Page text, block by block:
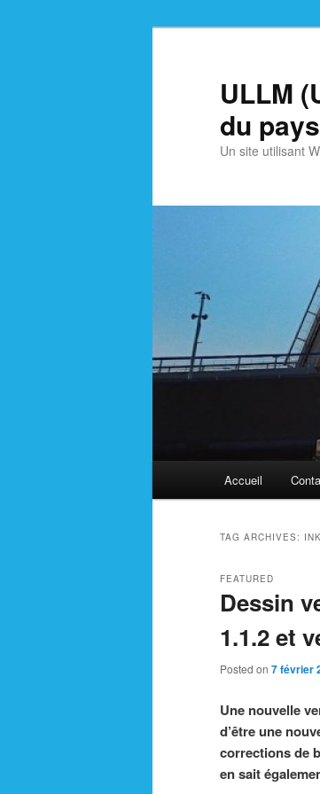
ULLM
du
Un site utilisant
Accueil
TAG ARCHIVES:
Dessin
1.1.2 et
FEATURED
Posted on 7 février
Une nouvelle
d’être une
corrections de
en sait